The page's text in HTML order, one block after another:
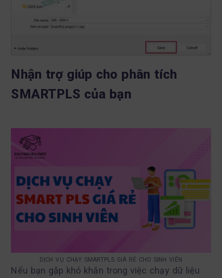
Nhận trợ giúp cho phân tích
SMARTPLS của bạn
DỊCH VỤ CHẠY SMARTPLS GIÁ RẺ CHO SINH VIÊN
Nếu bạn gặp khó khăn trong việc chạy dữ liệu